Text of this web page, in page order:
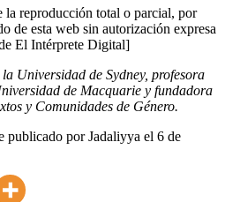
la reproducción total o parcial, por
de esta web sin autorización expresa
El Intérprete Digital]
Universidad de Sydney, profesora
de Macquarie y fundadora
y Comunidades de Género.
publicado por Jadaliyya el 6 de